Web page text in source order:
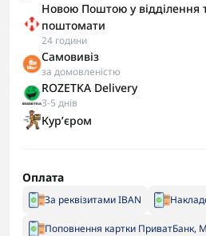
Новою Поштою у відділення
поштомати
24 години
Самовивіз
за домовленістю
ROZETKA Delivery
3-5 днів
Курʼєром
Оплата
За реквізитами IBAN
Поповнення картки ПриватБанк,